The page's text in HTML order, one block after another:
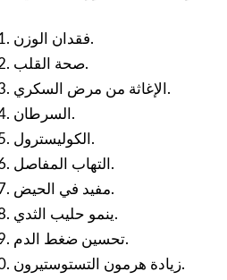
فقدان الوزن.
صحة القلب.
الإغاثة من مرض السكري.
السرطان.
الكوليسترول.
التهاب المفاصل.
مفيد في الحيض.
ينمو حليب الثدي.
تحسين ضغط الدم.
زيادة هرمون التستوستيرون.